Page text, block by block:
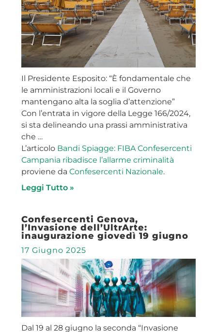
Il Presidente Esposito: “È fondamentale che
le amministrazioni locali e il Governo
mantengano alta la soglia d’attenzione”
Con l’entrata in vigore della Legge 166/2024,
si sta delineando una prassi amministrativa
che …
L’articolo Bandi Spiagge: FIBA Confesercenti
Campania ribadisce l’allarme criminalità
proviene daConfesercenti Nazionale.
Leggi Tutto »
Confesercenti Genova,
l’Invasione dell’UltrArte:
inaugurazione giovedì 19 giugno
17 Giugno 2025
Dal 19 al 28 giugno la seconda “Invasione